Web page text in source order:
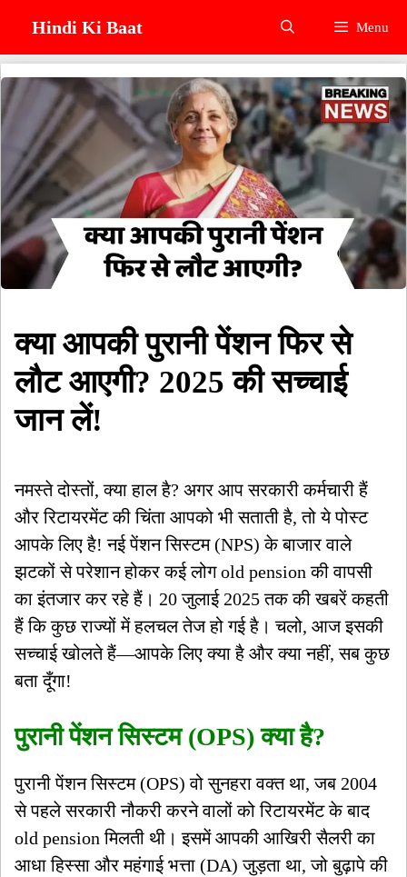
content
Hindi Ki Baat Menu
क्या आपकी पुरानी पेंशन फिर से
लौट आएगी? 2025 की सच्चाई
जान लें!
नमस्ते दोस्तों, क्या हाल है? अगर आप सरकारी कर्मचारी हैं
और रिटायरमेंट की चिंता आपको भी सताती है, तो ये पोस्ट
आपके लिए है! नई पेंशन सिस्टम (NPS) के बाजार वाले
झटकों से परेशान होकर कई लोग old pension की वापसी
का इंतजार कर रहे हैं। 20 जुलाई 2025 तक की खबरें कहती
हैं कि कुछ राज्यों में हलचल तेज हो गई है। चलो, आज इसकी
सच्चाई खोलते हैं—आपके लिए क्या है और क्या नहीं, सब कुछ
बता दूँगा!
पुरानी पेंशन सिस्टम (OPS) क्या है?
पुरानी पेंशन सिस्टम (OPS) वो सुनहरा वक्त था, जब 2004
से पहले सरकारी नौकरी करने वालों को रिटायरमेंट के बाद
old pension मिलती थी। इसमें आपकी आखिरी सैलरी का
आधा हिस्सा और महंगाई भत्ता (DA) जुड़ता था, जो बुढ़ापे की